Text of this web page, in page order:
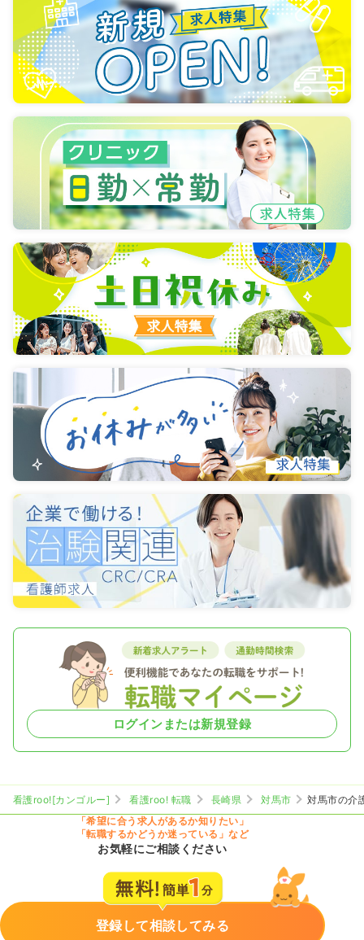
ログインまたは新規登録
看護roo![カンゴルー] 看護roo! 転職 長崎県 対馬市
対馬市の介
「希望に合う求人があるか知りたい」
「転職するかどうか迷っている」など
お気軽にご相談ください
登録して相談してみる